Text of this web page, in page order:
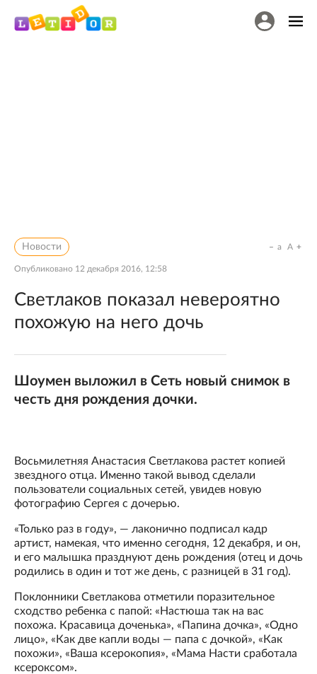
Новости
Опубликовано 12 декабря 2016, 12:58
a A
Светлаков показал невероятно
похожую на него дочь
Шоумен выложил в Сеть новый снимок в
честь дня рождения дочки.
Восьмилетняя Анастасия Светлакова растет копией
звездного отца. Именно такой вывод сделали
пользователи социальных сетей, увидев новую
фотографию Сергея с дочерью.
«Только раз в году», — лаконично подписал кадр
артист, намекая, что именно сегодня, 12 декабря, и он,
и его малышка празднуют день рождения (отец и дочь
родились в один и тот же день, с разницей в 31 год).
Поклонники Светлакова отметили поразительное
сходство ребенка с папой: «Настюша так на вас
похожа. Красавица доченька», «Папина дочка», «Одно
лицо», «Как две капли воды — папа с дочкой», «Как
похожи», «Ваша ксерокопия», «Мама Насти сработала
ксероксом».